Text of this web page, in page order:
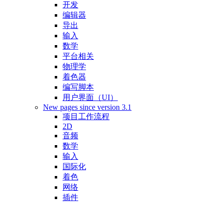
开发
编辑器
导出
输入
数学
平台相关
物理学
着色器
编写脚本
用户界面（UI）
New pages since version 3.1
项目工作流程
2D
音频
数学
输入
国际化
着色
网络
插件